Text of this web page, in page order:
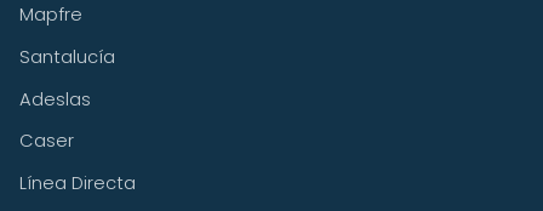
Mapfre
Santalucía
Adeslas
Caser
Línea Directa